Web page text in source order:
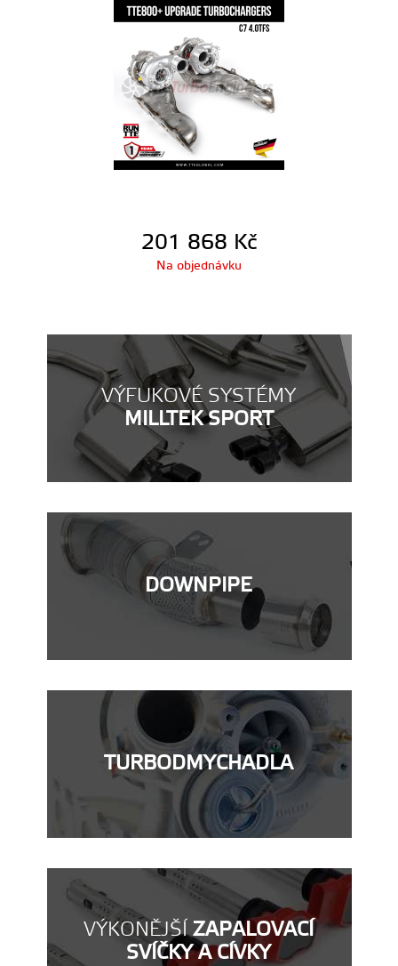
201 868 Kč
Na objednávku
VÝFUKOVÉ SYSTÉMY
MILLTEK SPORT
DOWNPIPE
TURBODMYCHADLA
VÝKONĚJŠÍZAPALOVACÍ
SVÍČKY A CÍVKY